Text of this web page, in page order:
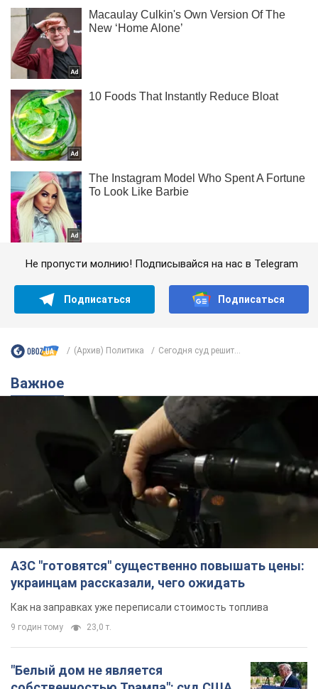
Не пропусти молнию! Подписывайся на нас в Telegram
Подписаться Подписаться
(Архив) Политика Сегодня суд решит...
Важное
АЗС "готовятся" существенно повышать цены:
украинцам рассказали, чего ожидать
Как на заправках уже переписали стоимость топлива
9 годин тому 23,0 т.
"Белый дом не является